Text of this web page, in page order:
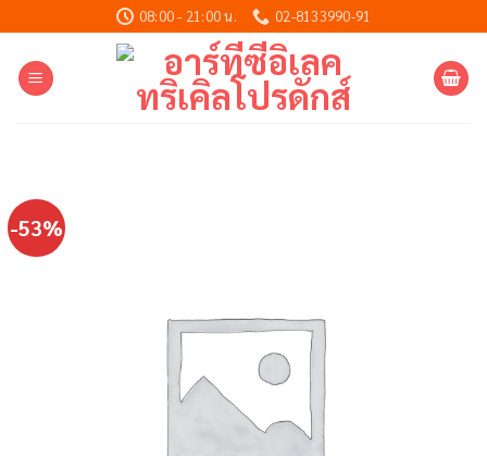
to
content
08:00 - 21:00 น. 02-8133990-91
-53%